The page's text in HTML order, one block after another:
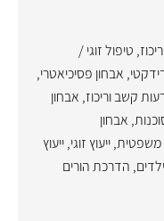
, טיפול זוגי /
, אבחון פסיכיאטרי,
קשב וריכוז, אבחון
, אבחון
משפטית,ייעוץ זוגי,ייעוץ
, הדרכת הורים